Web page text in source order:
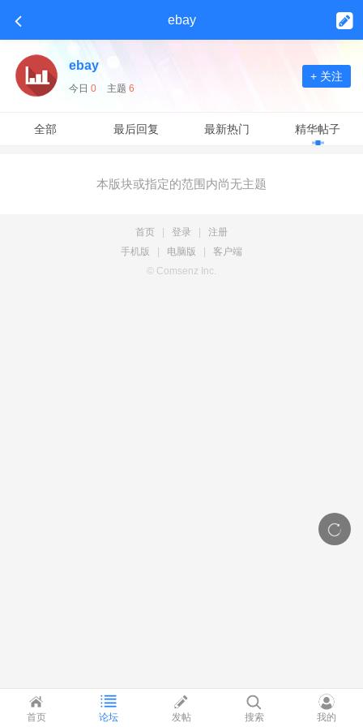
ebay
ebay
今日 0 主题 6
+ 关注
全部 最后回复 最新热门 精华帖子
本版块或指定的范围内尚无主题
首页 登录
注册
手机版
电脑版
客户端
© Comsenz Inc.
首页 论坛 发帖 搜索 我的